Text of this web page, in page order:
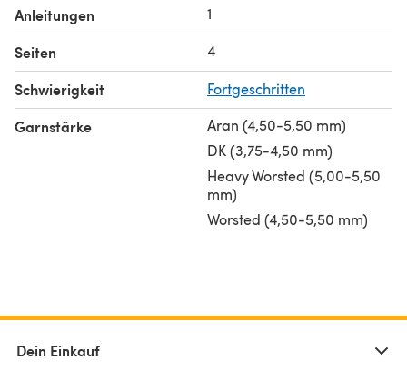
Anleitungen 1
Seiten 4
Schwierigkeit Fortgeschritten
Garnstärke
Aran (4,50-5,50 mm)
DK (3,75-4,50 mm)
Heavy Worsted (5,00-5,50
mm)
Worsted (4,50-5,50 mm)
Dein Einkauf